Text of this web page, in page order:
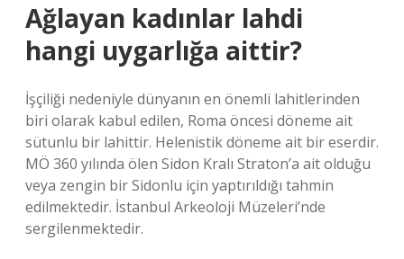
Ağlayan kadınlar lahdi
hangi uygarlığa aittir?
İşçiliği nedeniyle dünyanın en önemli lahitlerinden
biri olarak kabul edilen, Roma öncesi döneme ait
sütunlu bir lahittir. Helenistik döneme ait bir eserdir.
MÖ 360 yılında ölen Sidon Kralı Straton’a ait olduğu
veya zengin bir Sidonlu için yaptırıldığı tahmin
edilmektedir. İstanbul Arkeoloji Müzeleri’nde
sergilenmektedir.